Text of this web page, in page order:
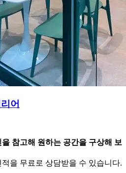
어
참고해 원하는 공간을 구상해 보
을 무료로 상담받을 수 있습니다.